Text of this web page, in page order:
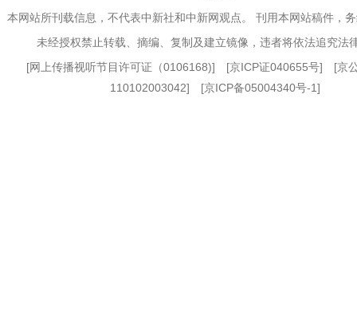
本网站所刊载信息，不代表中新社和中新网观点。 刊用本网站稿件，
未经授权禁止转载、摘编、复制及建立镜像，违者将依法追究法
[网上传播视听节目许可证（0106168)] [京ICP证040655号] [京
110102003042] [京ICP备05004340号-1]